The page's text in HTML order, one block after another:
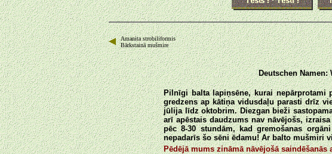
Amanita strobiliformis
Bārkstainā mušmire
Deutschen
Pilnīgi balta lapiņsēne, kurai
gredzens ap kātiņa vidusdaļu parasti drīz
jūlija līdz oktobrim. Diezgan bieži
arī apēstais daudzums nav nāvējošs,
pēc 8-30 stundām, kad gremošanas
nepadarīs šo sēni ēdamu! Ar balto mušmiri
Pēdējā mums zināmā nāvējošā